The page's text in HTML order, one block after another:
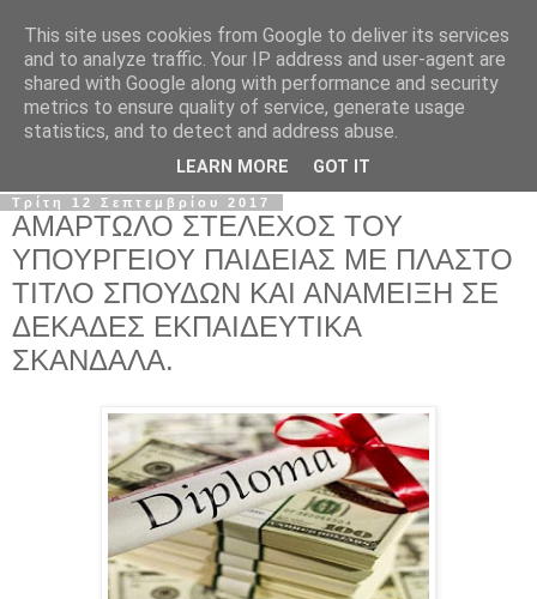
Σ.Ι.Ε.Λ.Β.Ε.
Ο επίσημος ιστότοπος του Συλλόγου Ιδιωτικών
Εκπαιδευτικών Λειτουργών Βόρειας Ελλάδας
Τρίτη 12 Σεπτεμβρίου 2017
ΑΜΑΡΤΩΛΟ ΣΤΕΛΕΧΟΣ ΤΟΥ
ΥΠΟΥΡΓΕΙΟΥ ΠΑΙΔΕΙΑΣ ΜΕ ΠΛΑΣΤΟ
ΤΙΤΛΟ ΣΠΟΥΔΩΝ ΚΑΙ ΑΝΑΜΕΙΞΗ ΣΕ
ΔΕΚΑΔΕΣ ΕΚΠΑΙΔΕΥΤΙΚΑ
ΣΚΑΝΔΑΛΑ.
This site uses cookies from Google to deliver its services
and to analyze traffic. Your IP address and user-agent are
shared with Google along with performance and security
metrics to ensure quality of service, generate usage
statistics, and to detect and address abuse.
LEARN MORE GOT IT